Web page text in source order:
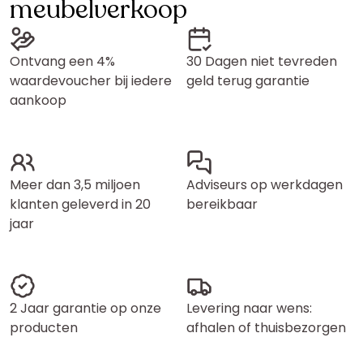
meubelverkoop
Ontvang een 4%
waardevoucher bij iedere
aankoop
30 Dagen niet tevreden
geld terug garantie
Meer dan 3,5 miljoen
klanten geleverd in 20
jaar
Adviseurs op werkdagen
bereikbaar
2 Jaar garantie op onze
producten
Levering naar wens:
afhalen of thuisbezorgen